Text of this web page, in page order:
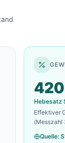
420
Hebesatz
Effektiver
(Messzahl
Quelle: